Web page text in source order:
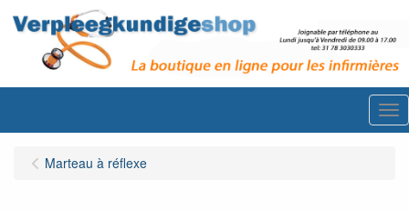
Marteau à réflexe